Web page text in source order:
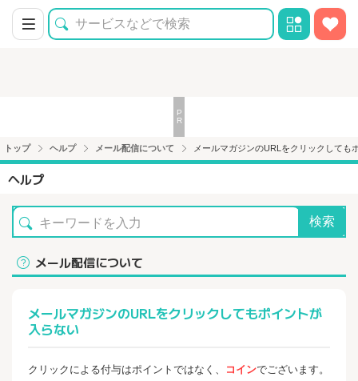
トップ ヘルプ メール配信について メールマガジンのURLをクリックしても
ヘルプ
検索
メール配信について
メールマガジンのURLをクリックしてもポイントが
入らない
クリックによる付与はポイントではなく、 コインでございます。